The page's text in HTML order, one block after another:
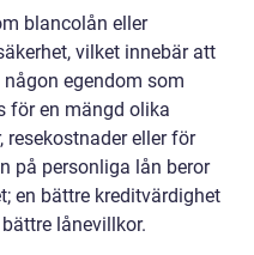
blancolån eller
vilket innebär att
egendom som
för en mängd olika
resekostnader eller för
på personliga lån beror
en bättre kreditvärdighet
lånevillkor.